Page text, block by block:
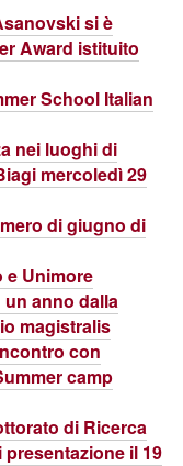
si è
Award istituito
School Italian
nei luoghi di
mercoledì 29
di giugno di
e Unimore
anno dalla
magistralis
con
camp
di Ricerca
presentazione il 19